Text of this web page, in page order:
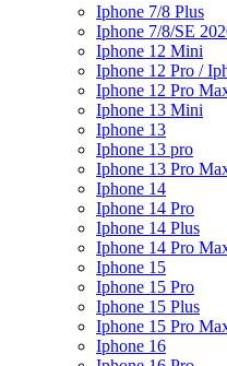
Iphone 7/8 Plus
Iphone 7/8/SE
Iphone 12 Mini
Iphone 12 Pro /
Iphone 12 Pro
Iphone 13 Mini
Iphone 13
Iphone 13 pro
Iphone 13 Pro
Iphone 14
Iphone 14 Pro
Iphone 14 Plus
Iphone 14 Pro
Iphone 15
Iphone 15 Pro
Iphone 15 Plus
Iphone 15 Pro
Iphone 16